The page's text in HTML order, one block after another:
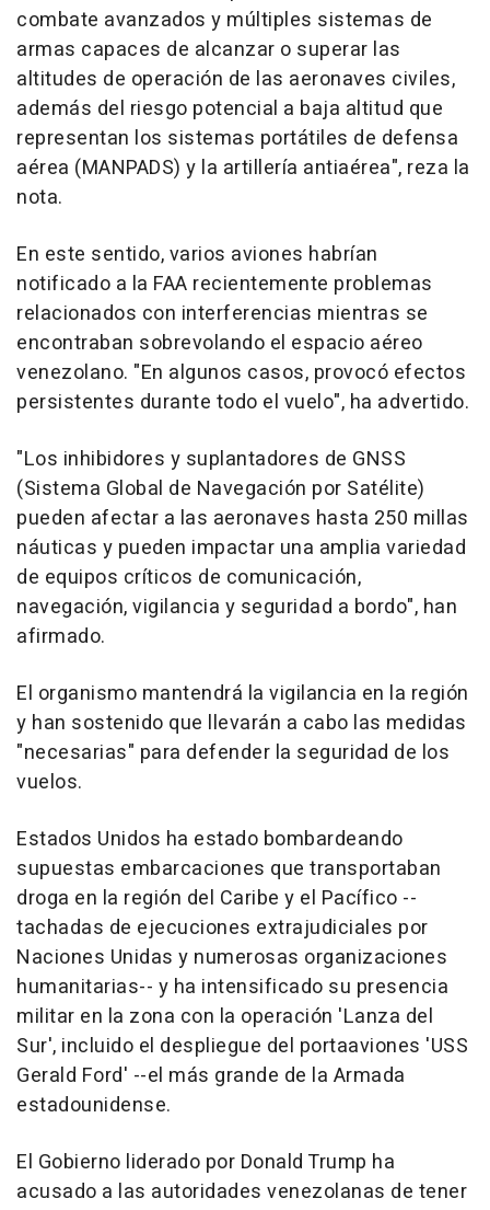
combate avanzados y múltiples sistemas de
armas capaces de alcanzar o superar las
altitudes de operación de las aeronaves civiles,
además del riesgo potencial a baja altitud que
representan los sistemas portátiles de defensa
aérea (MANPADS) y la artillería antiaérea", reza la
nota.
En este sentido, varios aviones habrían
notificado a la FAA recientemente problemas
relacionados con interferencias mientras se
encontraban sobrevolando el espacio aéreo
venezolano. "En algunos casos, provocó efectos
persistentes durante todo el vuelo", ha advertido.
"Los inhibidores y suplantadores de GNSS
(Sistema Global de Navegación por Satélite)
pueden afectar a las aeronaves hasta 250 millas
náuticas y pueden impactar una amplia variedad
de equipos críticos de comunicación,
navegación, vigilancia y seguridad a bordo", han
afirmado.
El organismo mantendrá la vigilancia en la región
y han sostenido que llevarán a cabo las medidas
"necesarias" para defender la seguridad de los
vuelos.
Estados Unidos ha estado bombardeando
supuestas embarcaciones que transportaban
droga en la región del Caribe y el Pacífico --
tachadas de ejecuciones extrajudiciales por
Naciones Unidas y numerosas organizaciones
humanitarias-- y ha intensificado su presencia
militar en la zona con la operación 'Lanza del
Sur', incluido el despliegue del portaaviones 'USS
Gerald Ford' --el más grande de la Armada
estadounidense.
El Gobierno liderado por Donald Trump ha
acusado a las autoridades venezolanas de tener